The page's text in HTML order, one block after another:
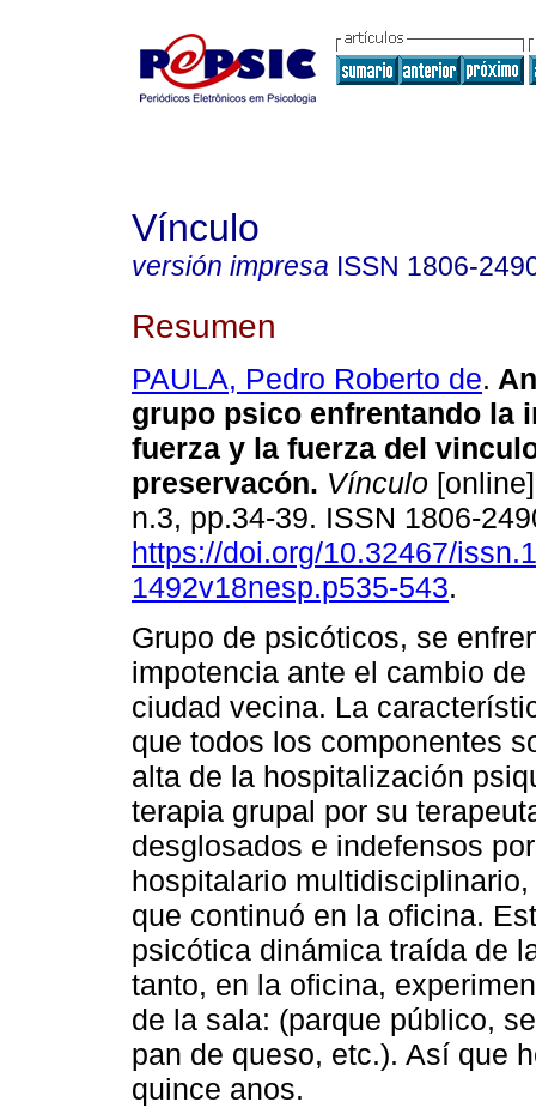
Vínculo
versión impresa ISSN 1806-
Resumen
PAULA, Pedro Roberto de.
grupo psico enfrentando la
fuerza y la fuerza del
preservacón. Vínculo
n.3, pp.34-39. ISSN 1806-
https://doi.org/10.32467/
1492v18nesp.p535-543.
Grupo de psicóticos, se
impotencia ante el cambio
ciudad vecina. La
que todos los componentes
alta de la hospitalización
terapia grupal por su
desglosados e indefensos
hospitalario
que continuó en la oficina.
psicótica dinámica traída de
tanto, en la oficina,
de la sala: (parque público,
pan de queso, etc.). Así que
quince anos.